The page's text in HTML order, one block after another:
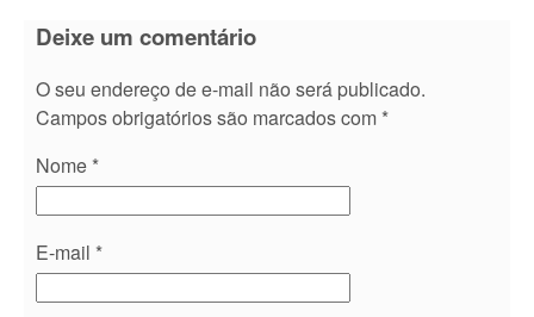
Deixe um comentário
O seu endereço de e-mail não será publicado.
Campos obrigatórios são marcados com *
Nome *
E-mail *